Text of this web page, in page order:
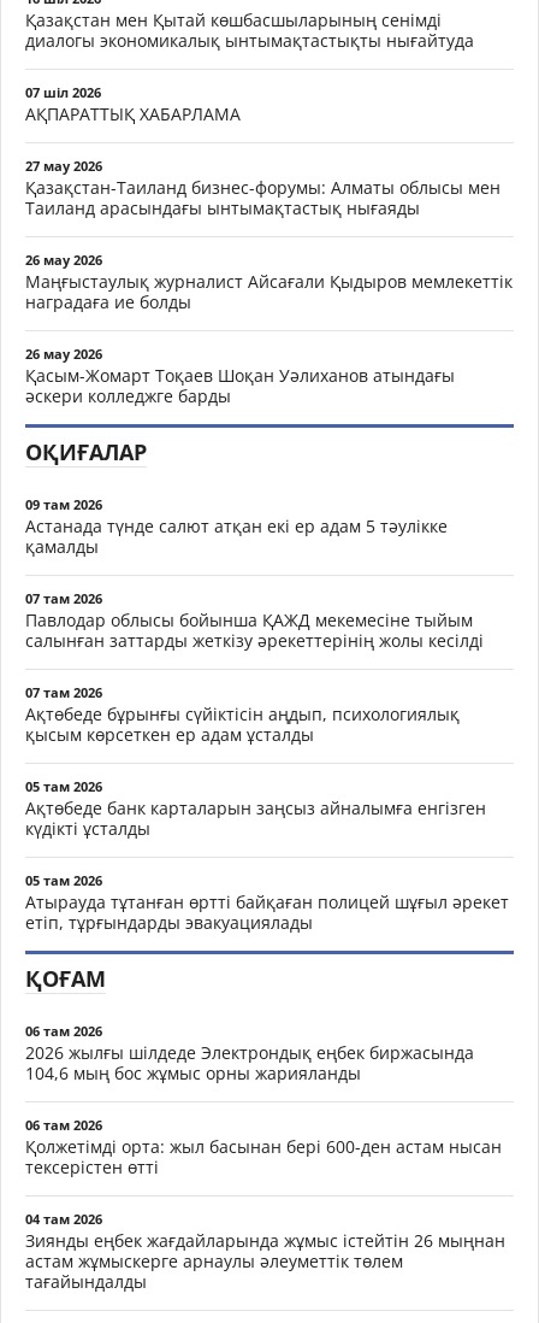
Қазақстан мен Қытай көшбасшыларының сенімді
диалогы экономикалық ынтымақтастықты нығайтуда
07 шіл 2026
АҚПАРАТТЫҚ ХАБАРЛАМА
27 мау 2026
Қазақстан-Таиланд бизнес-форумы: Алматы облысы мен
Таиланд арасындағы ынтымақтастық нығаяды
26 мау 2026
Маңғыстаулық журналист Айсағали Қыдыров мемлекеттік
наградаға ие болды
26 мау 2026
Қасым-Жомарт Тоқаев Шоқан Уәлиханов атындағы
әскери колледжге барды
ОҚИҒАЛАР
09 там 2026
Астанада түнде салют атқан екі ер адам 5 тәулікке
қамалды
07 там 2026
Павлодар облысы бойынша ҚАЖД мекемесіне тыйым
салынған заттарды жеткізу әрекеттерінің жолы кесілді
07 там 2026
Ақтөбеде бұрынғы сүйіктісін аңдып, психологиялық
қысым көрсеткен ер адам ұсталды
05 там 2026
Ақтөбеде банк карталарын заңсыз айналымға енгізген
күдікті ұсталды
05 там 2026
Атырауда тұтанған өртті байқаған полицей шұғыл әрекет
етіп, тұрғындарды эвакуациялады
ҚОҒАМ
06 там 2026
2026 жылғы шілдеде Электрондық еңбек биржасында
104,6 мың бос жұмыс орны жарияланды
06 там 2026
Қолжетімді орта: жыл басынан бері 600-ден астам нысан
тексерістен өтті
04 там 2026
Зиянды еңбек жағдайларында жұмыс істейтін 26 мыңнан
астам жұмыскерге арнаулы әлеуметтік төлем
тағайындалды